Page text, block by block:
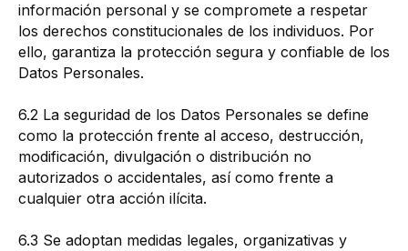
información personal y se compromete a respetar
los derechos constitucionales de los individuos. Por
ello, garantiza la protección segura y confiable de los
Datos Personales.
6.2 La seguridad de los Datos Personales se define
como la protección frente al acceso, destrucción,
modificación, divulgación o distribución no
autorizados o accidentales, así como frente a
cualquier otra acción ilícita.
6.3 Se adoptan medidas legales, organizativas y